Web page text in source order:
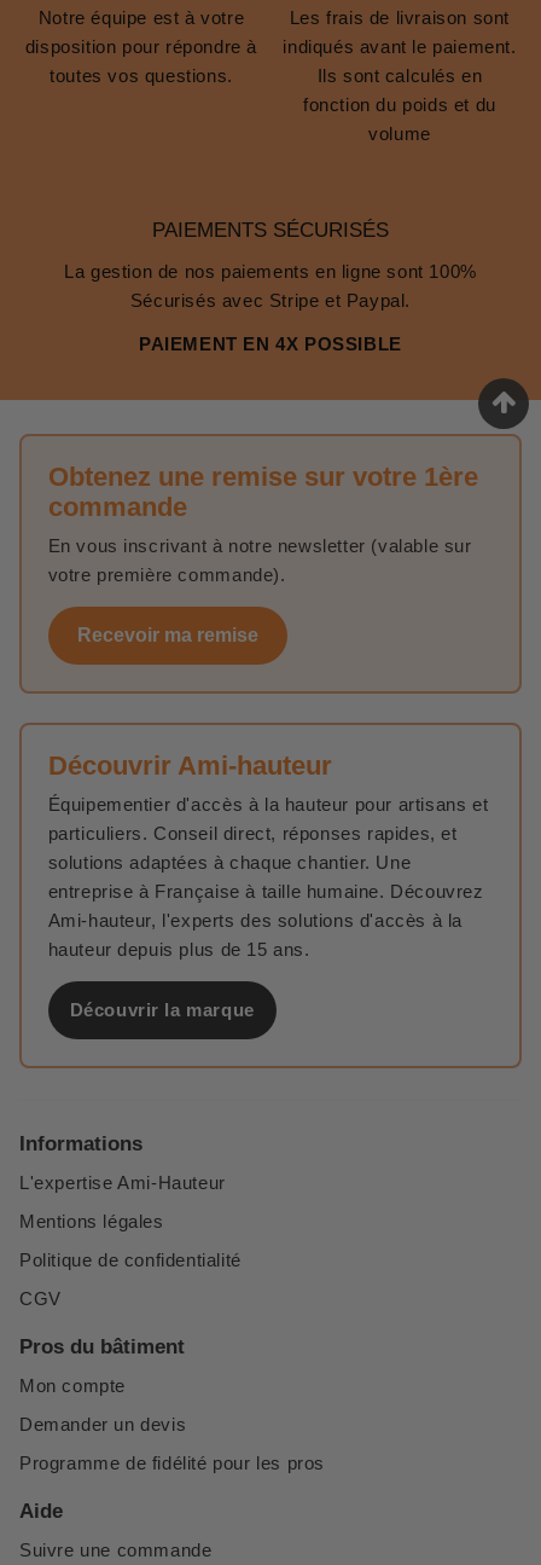
Notre équipe est à votre
disposition pour répondre à
toutes vos questions.
Les frais de livraison sont
indiqués avant le paiement.
Ils sont calculés en
fonction du poids et du
volume
PAIEMENTS SÉCURISÉS
La gestion de nos paiements en ligne sont 100%
Sécurisés avec Stripe et Paypal.
PAIEMENT EN 4X POSSIBLE
Obtenez une remise sur votre 1ère
commande
En vous inscrivant à notre newsletter (valable sur
votre première commande).
Recevoir ma remise
Découvrir Ami-hauteur
Équipementier d'accès à la hauteur pour artisans et
particuliers. Conseil direct, réponses rapides, et
solutions adaptées à chaque chantier. Une
entreprise à Française à taille humaine. Découvrez
Ami-hauteur, l'experts des solutions d'accès à la
hauteur depuis plus de 15 ans.
Découvrir la marque
Informations
L'expertise Ami-Hauteur
Mentions légales
Politique de confidentialité
CGV
Pros du bâtiment
Mon compte
Demander un devis
Programme de fidélité pour les pros
Aide
Suivre une commande